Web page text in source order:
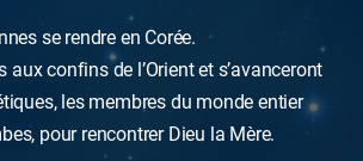
se rendre en Corée.
confins de l’Orient et s’avanceront
les membres du monde entier
pour rencontrer Dieu la Mère.